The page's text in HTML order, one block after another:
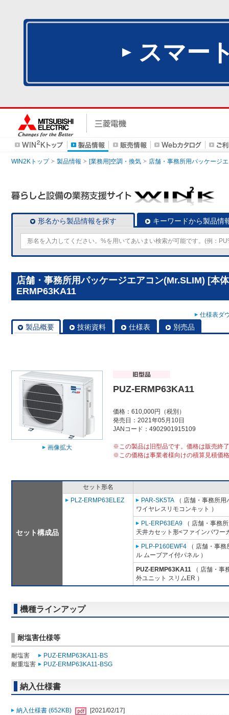
スマー
WIN2Kトップ 製品情報 [業務用]空調・換気 店舗・事務所用パッケージ
形名から製品情報を探す キーワードから製品情
店舗・事務所用パッケージエアコン(Mr.SLIM) [本
ERMP63KA11
仕様表ダ
製品概要 技術資料 仕様表 別売品
画像拡大
PUZ-ERMP63KA11
価格：610,000円（税別）
発売日：2021年05月10日
JANコード：4902901915109
※この製品は旧型品です。価格は販売終
※この価格は事業者様向けの積算見積価
セット構成品
セット形名
PLZ-ERMP63ELEZ
PAR-SK5TA （ 店舗・事務所
ワイヤレスリモコンキット ）
PL-ERP63EA9 （ 店舗・事務
天井カセット形<ファインパワー
PLP-P160EWF4 （ 店舗・事
ル ムーブアイ付パネル ）
PUZ-ERMP63KA11 （ 店舗・事
外ユニット スリムER ）
機種ラインアップ
耐塩害仕様等
耐塩害
PUZ-ERMP63KA11-BS
耐重塩害
PUZ-ERMP63KA11-BSG
納入仕様書
納入仕様書 (652KB) [2021/02/17]